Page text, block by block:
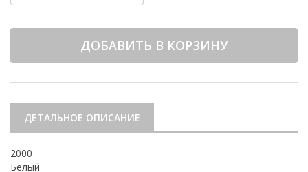
ДОБАВИТЬ В КОРЗИНУ
ДЕТАЛЬНОЕ ОПИСАНИЕ
2000
Белый